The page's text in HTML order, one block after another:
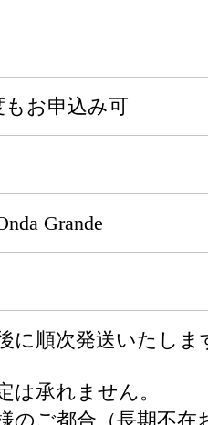
もお申込み可
Grande
に順次発送いたしま
は承れません。
のご都合（長期不在